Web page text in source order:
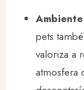
pets
valoriza a
atmosfera